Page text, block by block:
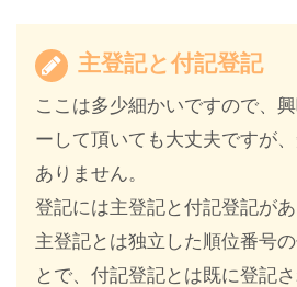
主登記と付記登記
ここは多少細かいですので、
ーして頂いても大丈夫ですが
ありません。
登記には主登記と付記登記があ
主登記とは独立した順位番号
とで、付記登記とは既に登記